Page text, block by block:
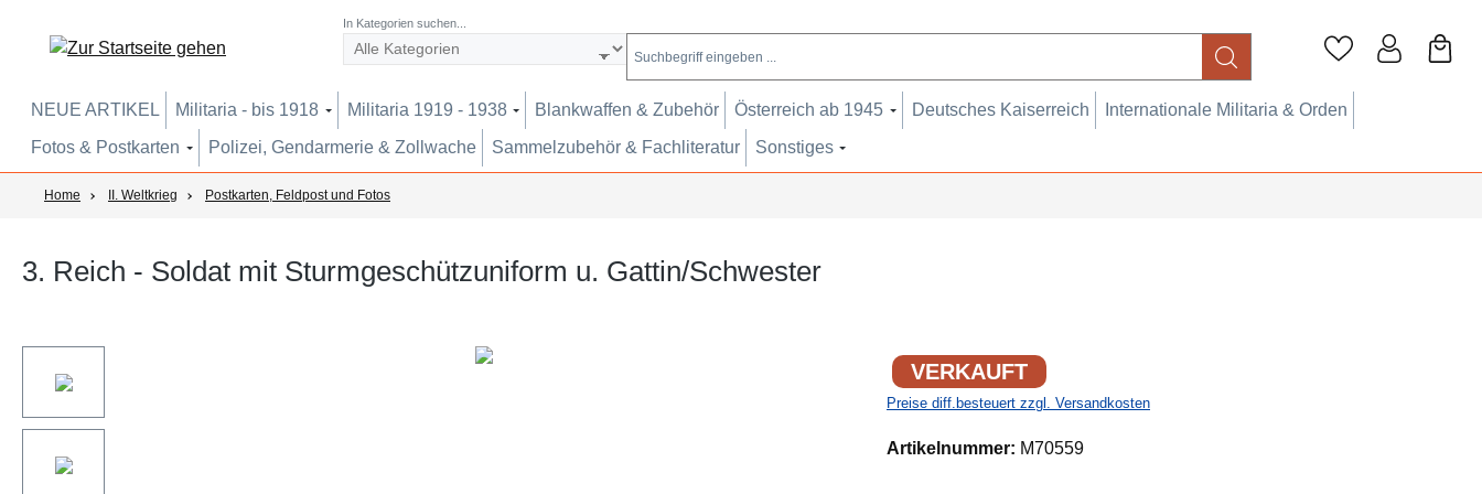
In Kategorien suchen...
NEUE ARTIKEL Militaria - bis 1918 Militaria 1919 - 1938 Blankwaffen & Zubehör Österreich ab 1945 Deutsches Kaiserreich
Internationale Militaria & Orden
Fotos & Postkarten
Polizei, Gendarmerie & Zollwache Sammelzubehör & Fachliteratur Sonstiges
Home II. Weltkrieg Postkarten, Feldpost und Fotos
3. Reich - Soldat mit Sturmgeschützuniform u. Gattin/Schwester
VERKAUFT
Preise diff.besteuert zzgl. Versandkosten
Artikelnummer: M70559